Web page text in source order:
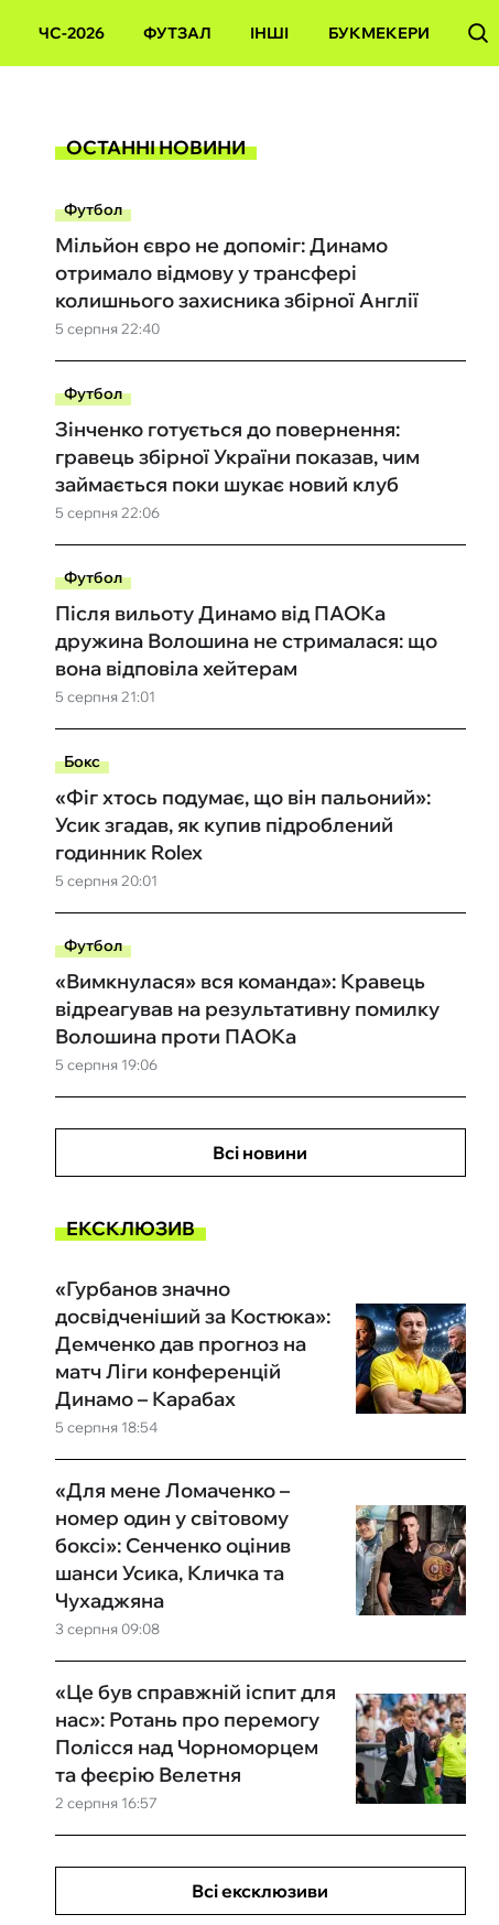
ЧС-2026 ФУТЗАЛ ІНШІ БУКМЕКЕРИ
ОСТАННІ НОВИНИ
Футбол
5 серпня 22:40
Мільйон євро не допоміг: Динамо
отримало відмову у трансфері
колишнього захисника збірної Англії
Футбол
5 серпня 22:06
Зінченко готується до повернення:
гравець збірної України показав, чим
займається поки шукає новий клуб
Футбол
5 серпня 21:01
Після вильоту Динамо від ПАОКа
дружина Волошина не стрималася: що
вона відповіла хейтерам
Бокс
5 серпня 20:01
«Фіг хтось подумає, що він пальоний»:
Усик згадав, як купив підроблений
годинник Rolex
Футбол
5 серпня 19:06
«Вимкнулася» вся команда»: Кравець
відреагував на результативну помилку
Волошина проти ПАОКа
Всі новини
ЕКСКЛЮЗИВ
5 серпня 18:54
«Гурбанов значно
досвідченіший за Костюка»:
Демченко дав прогноз на
матч Ліги конференцій
Динамо – Карабах
3 серпня 09:08
«Для мене Ломаченко –
номер один у світовому
боксі»: Сенченко оцінив
шанси Усика, Кличка та
Чухаджяна
2 серпня 16:57
«Це був справжній іспит для
нас»: Ротань про перемогу
Полісся над Чорноморцем
та феєрію Велетня
Всі ексклюзиви